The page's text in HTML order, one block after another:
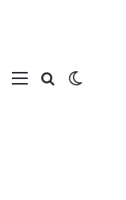
بحثالوضع